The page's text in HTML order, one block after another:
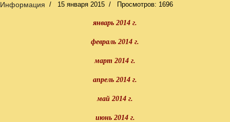
Информация 15 января 2015 Просмотров: 1696
январь 2014 г.
февраль 2014 г.
март 2014 г.
апрель 2014 г.
май 2014 г.
июнь 2014 г.